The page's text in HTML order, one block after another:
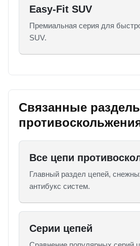
Easy-Fit SUV
Премиальная серия для
SUV.
Связанные
Все цепи
Главный раздел цепей,
антибукс систем.
Серии цепей